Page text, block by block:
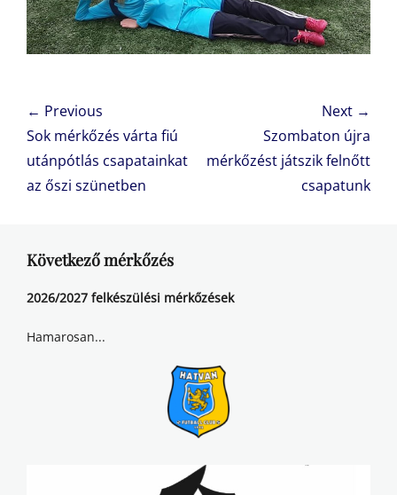
Bejegyzés
navigáció
← Previous
Previous
post:
Sok mérkőzés várta fiú
utánpótlás csapatainkat
az őszi szünetben
Next →
post:
Szombaton újra
mérkőzést játszik felnőtt
csapatunk
Következő mérkőzés
2026/2027 felkészülési mérkőzések
Hamarosan...